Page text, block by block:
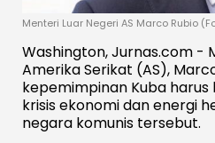
Menteri Luar Negeri AS Marco Rubio
Washington, Jurnas.com -
Amerika Serikat (AS),
kepemimpinan Kuba
krisis ekonomi dan energi
negara komunis tersebut.